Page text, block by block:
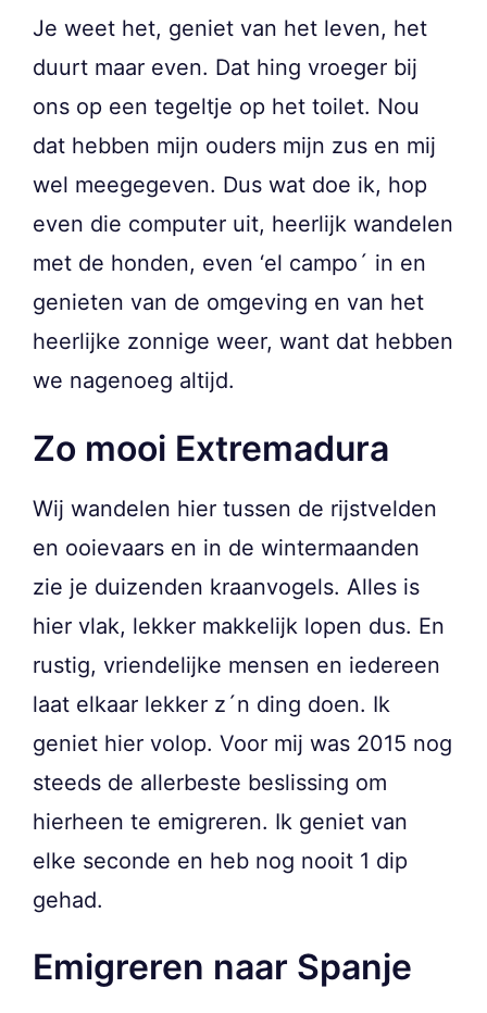
Je weet het, geniet van het leven, het
duurt maar even. Dat hing vroeger bij
ons op een tegeltje op het toilet. Nou
dat hebben mijn ouders mijn zus en mij
wel meegegeven. Dus wat doe ik, hop
even die computer uit, heerlijk wandelen
met de honden, even ‘el campo´ in en
genieten van de omgeving en van het
heerlijke zonnige weer, want dat hebben
we nagenoeg altijd.
Zo mooi Extremadura
Wij wandelen hier tussen de rijstvelden
en ooievaars en in de wintermaanden
zie je duizenden kraanvogels. Alles is
hier vlak, lekker makkelijk lopen dus. En
rustig, vriendelijke mensen en iedereen
laat elkaar lekker z´n ding doen. Ik
geniet hier volop. Voor mij was 2015 nog
steeds de allerbeste beslissing om
hierheen te emigreren. Ik geniet van
elke seconde en heb nog nooit 1 dip
gehad.
Emigreren naar Spanje